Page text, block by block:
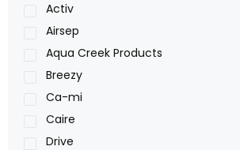
Activ
Airsep
Aqua Creek Products
Breezy
Ca-mi
Caire
Drive